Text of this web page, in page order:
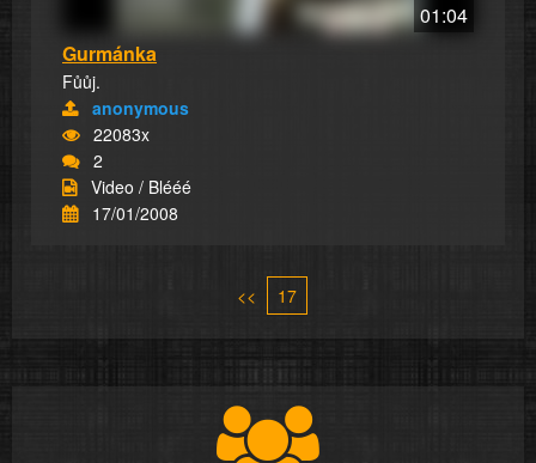
01:04
Gurmánka
Fůůj.
anonymous
22083x
2
Video / Blééé
17/01/2008
<< 17